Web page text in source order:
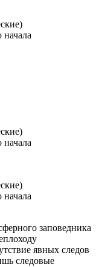
начала
начала
начала
заповедника
явных следов
следовые